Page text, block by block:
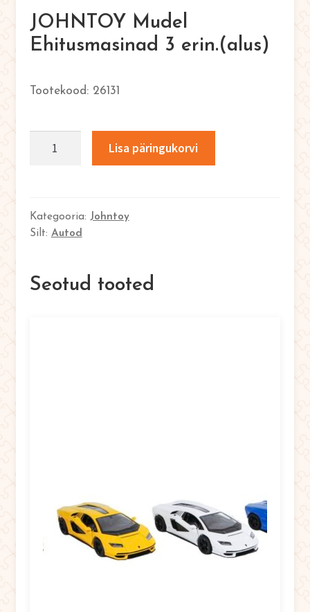
English
JOHNTOY Mudel
Ehitusmasinad 3 erin.(alus)
26131
erin.
(alus)
Lisa päringukorvi
Kategooria: Johntoy
Silt: Autod
Seotud tooted